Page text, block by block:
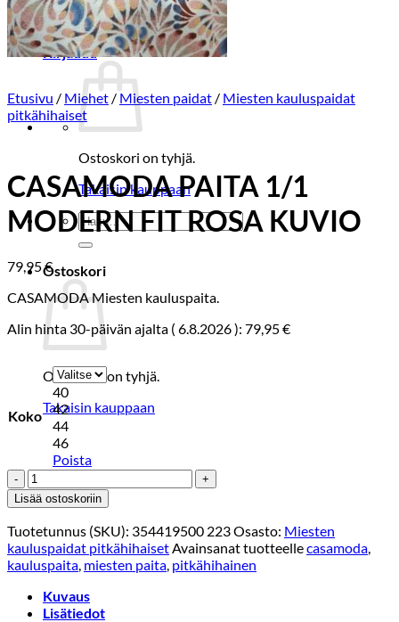
Kirjaudu
Ostoskori on tyhjä.
Takaisin kauppaan
Etsi:
Ostoskori
Ostoskori on tyhjä.
Takaisin kauppaan
Etusivu / Miehet / Miesten paidat / Miesten kauluspaidat
pitkähihaiset
CASAMODA PAITA 1/1
MODERN FIT ROSA KUVIO
79,95€
CASAMODA Miesten kauluspaita.
Alin hinta 30-päivän ajalta ( 6.8.2026): 79,95€
Koko
40
42
44
46
Poista
CASAMODA
PAITA
1/1
MODERN
FIT
ROSA
KUVIO
määrä
Lisää ostoskoriin
Tuotetunnus (SKU): 354419500 223Osasto: Miesten
kauluspaidat pitkähihaisetAvainsanat tuotteellecasamoda,
kauluspaita, miesten paita, pitkähihainen
Kuvaus
Lisätiedot